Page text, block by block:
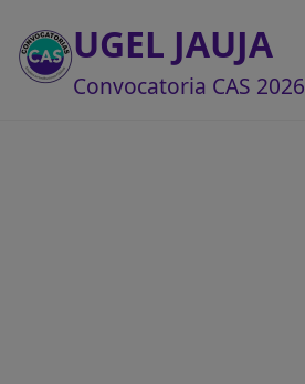
UGEL JAUJA
Convocatoria CAS 2026